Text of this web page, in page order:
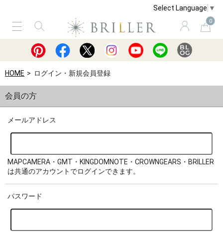
Select Language ▼
0
サービス ショッピングガイド 買取
HOME ログイン・新規会員登録
会員の方
メールアドレス
MAPCAMERA・GMT・KINGDOMNOTE・CROWNGEARS・BRILLER
は共通のアカウントでログインできます。
パスワード